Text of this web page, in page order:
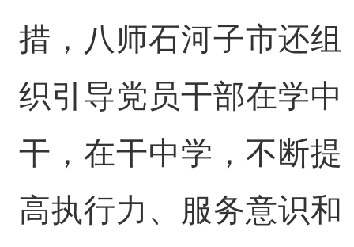
措，八师石河子市还组
织引导党员干部在学中
干，在干中学，不断提
高执行力、服务意识和